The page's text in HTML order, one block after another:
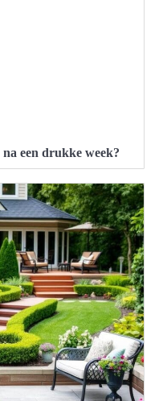
een drukke week?